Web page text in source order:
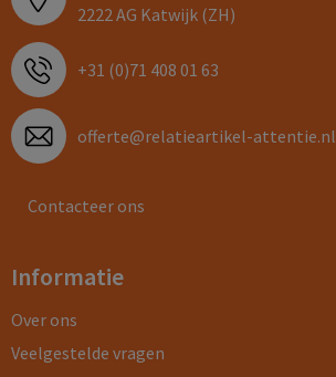
2222 AG Katwijk (ZH)
+31 (0)71 408 01 63
offerte@relatieartikel-attentie.nl
Contacteer ons
Informatie
Over ons
Veelgestelde vragen